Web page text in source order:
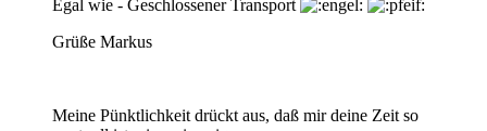
Egal wie - Geschlossener Transport
Grüße Markus
Meine Pünktlichkeit drückt aus, daß mir deine Zeit so